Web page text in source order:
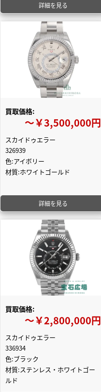
詳細を見る
買取価格:
〜￥3,500,000円
スカイドゥエラー
326939
色:アイボリー
材質:ホワイトゴールド
詳細を見る
買取価格:
〜￥2,800,000円
スカイドゥエラー
336934
色:ブラック
材質:ステンレス・ホワイトゴー
ルド